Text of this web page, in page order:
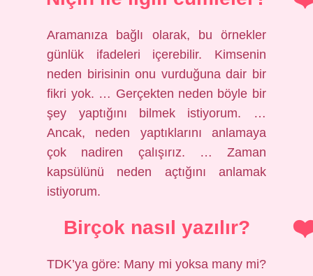
Aramanıza bağlı olarak, bu örnekler
günlük ifadeleri içerebilir. Kimsenin
neden birisinin onu vurduğuna dair bir
fikri yok. … Gerçekten neden böyle bir
şey yaptığını bilmek istiyorum. …
Ancak, neden yaptıklarını anlamaya
çok nadiren çalışırız. … Zaman
kapsülünü neden açtığını anlamak
istiyorum.
Birçok nasıl yazılır?
TDK’ya göre: Many mi yoksa many mi?